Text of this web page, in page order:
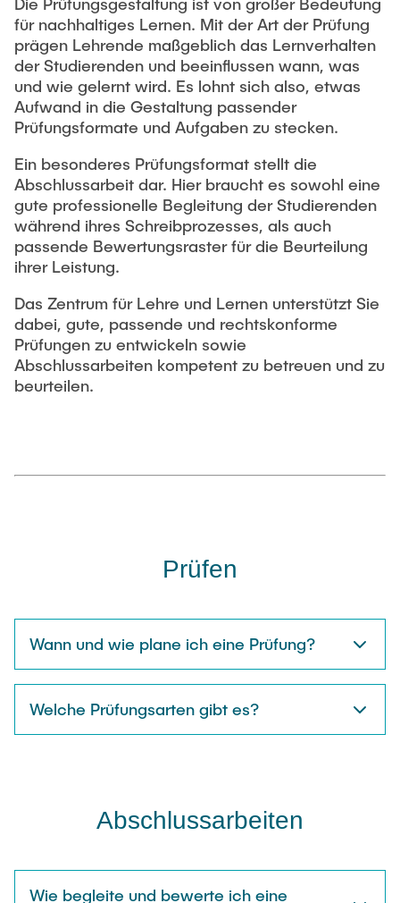
Studiengangentwicklung &
Studiengangbefragungen
Lehrbezogene Förderanträge
für nachhaltiges Lernen. Mit der Art der Prüfung
prägen Lehrende maßgeblich das Lernverhalten
der Studierenden und beeinflussen wann, was
und wie gelernt wird. Es lohnt sich also, etwas
Aufwand in die Gestaltung passender
Prüfungsformate und Aufgaben zu stecken.
Ein besonderes Prüfungsformat stellt die
Abschlussarbeit dar. Hier braucht es sowohl eine
gute professionelle Begleitung der Studierenden
während ihres Schreibprozesses, als auch
passende Bewertungsraster für die Beurteilung
ihrer Leistung.
Das Zentrum für Lehre und Lernen unterstützt Sie
dabei, gute, passende und rechtskonforme
Prüfungen zu entwickeln sowie
Abschlussarbeiten kompetent zu betreuen und zu
beurteilen.
Prüfen
Wann und wie plane ich eine Prüfung?
Welche Prüfungsarten gibt es?
Abschlussarbeiten
Wie begleite und bewerte ich eine